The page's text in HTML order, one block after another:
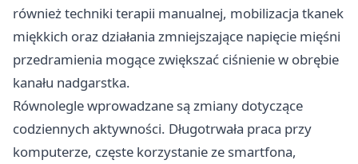
również techniki terapii manualnej, mobilizacja tkanek
miękkich oraz działania zmniejszające napięcie mięśni
przedramienia mogące zwiększać ciśnienie w obrębie
kanału nadgarstka.
Równolegle wprowadzane są zmiany dotyczące
codziennych aktywności. Długotrwała praca przy
komputerze, częste korzystanie ze smartfona,